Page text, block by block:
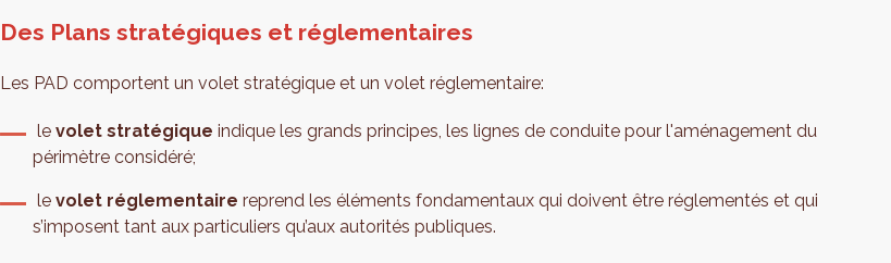
Des Plans stratégiques et réglementaires
Les PAD comportent un volet stratégique et un volet réglementaire:
levolet stratégique indique les grands principes, les lignes de conduite pour l'aménagement du
périmètre considéré;
levolet réglementaire reprend les éléments fondamentaux qui doivent être réglementés et qui
s’imposent tant aux particuliers qu’aux autorités publiques.